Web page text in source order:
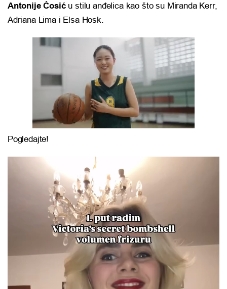
Antonije Ćosiću stilu anđelica kao što su Miranda Kerr,
Adriana Lima i Elsa Hosk.
Pogledajte!